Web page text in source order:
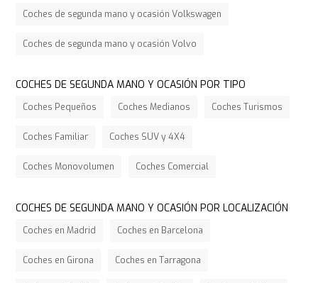
Coches de segunda mano y ocasión Volkswagen
Coches de segunda mano y ocasión Volvo
COCHES DE SEGUNDA MANO Y OCASIÓN POR TIPO
Coches Pequeños Coches Medianos Coches Turismos
Coches Familiar Coches SUV y 4X4
Coches Monovolumen Coches Comercial
COCHES DE SEGUNDA MANO Y OCASIÓN POR LOCALIZACIÓN
Coches en Madrid Coches en Barcelona
Coches en Girona Coches en Tarragona